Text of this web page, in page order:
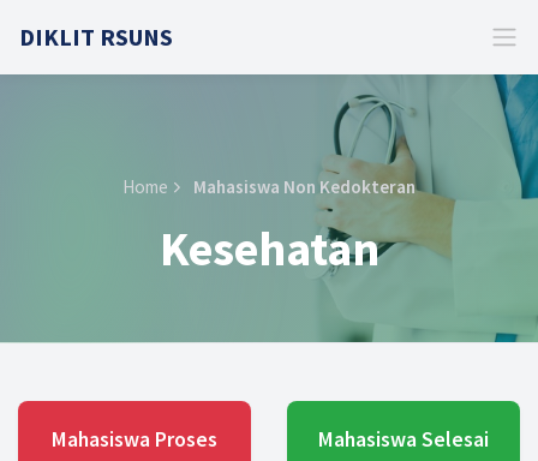
DIKLIT RSUNS
Home Mahasiswa Non Kedokteran
Kesehatan
Mahasiswa Proses Mahasiswa Selesai